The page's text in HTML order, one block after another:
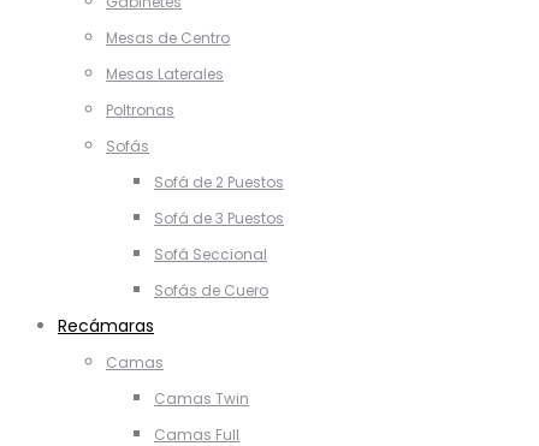
Mesas de Centro
Mesas Laterales
Poltronas
Sofás
Sofá de 2 Puestos
Sofá de 3 Puestos
Sofá Seccional
Sofás de Cuero
Recámaras
Camas
Camas Twin
Camas Full